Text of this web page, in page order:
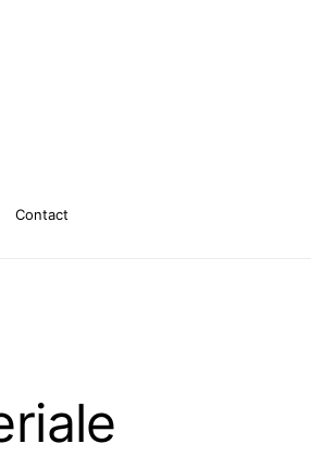
Contact